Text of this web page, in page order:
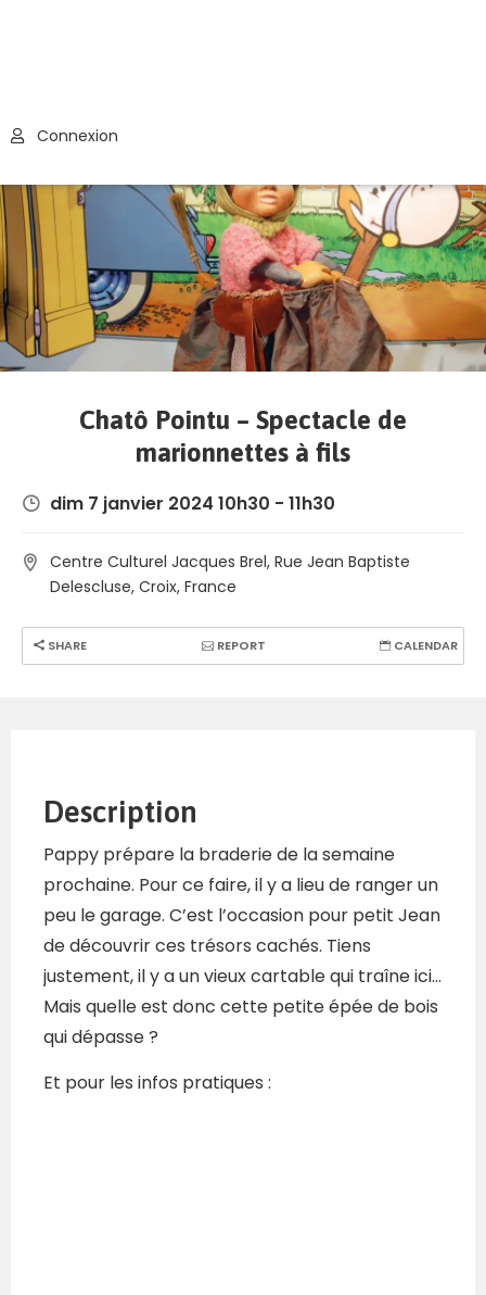
Connexion
Chatô Pointu – Spectacle de
marionnettes à fils
dim 7 janvier 2024 10h30 - 11h30
Centre Culturel Jacques Brel, Rue Jean Baptiste
Delescluse, Croix, France
SHARE REPORT CALENDAR
Description
Pappy prépare la braderie de la semaine
prochaine. Pour ce faire, il y a lieu de ranger un
peu le garage. C’est l’occasion pour petit Jean
de découvrir ces trésors cachés. Tiens
justement, il y a un vieux cartable qui traîne ici…
Mais quelle est donc cette petite épée de bois
qui dépasse ?
Et pour les infos pratiques :